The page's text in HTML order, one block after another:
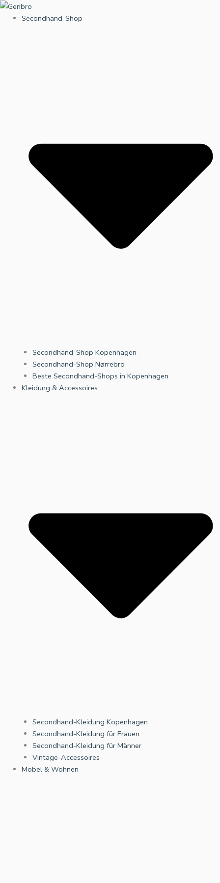
Zum
Inhalt Secondhand-Shop
Secondhand-Shop Kopenhagen
Secondhand-Shop Nørrebro
Beste Secondhand-Shops in Kopenhagen
Kleidung & Accessoires
Secondhand-Kleidung Kopenhagen
Secondhand-Kleidung für Frauen
Secondhand-Kleidung für Männer
Vintage-Accessoires
Möbel & Wohnen